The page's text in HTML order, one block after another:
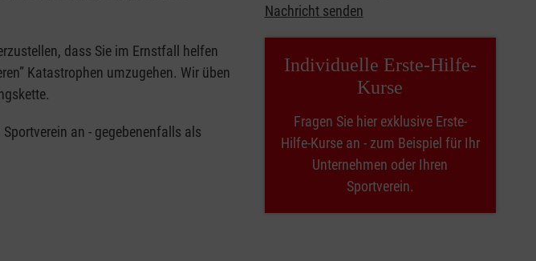
dass Sie im Ernstfall helfen
Katastrophen umzugehen. Wir üben
an - gegebenenfalls als
Nachricht senden
Individuelle Erste-Hilfe-
Kurse
Fragen Sie hier exklusive Erste-
Hilfe-Kurse an - zum Beispiel für Ihr
Unternehmen oder Ihren
Sportverein.